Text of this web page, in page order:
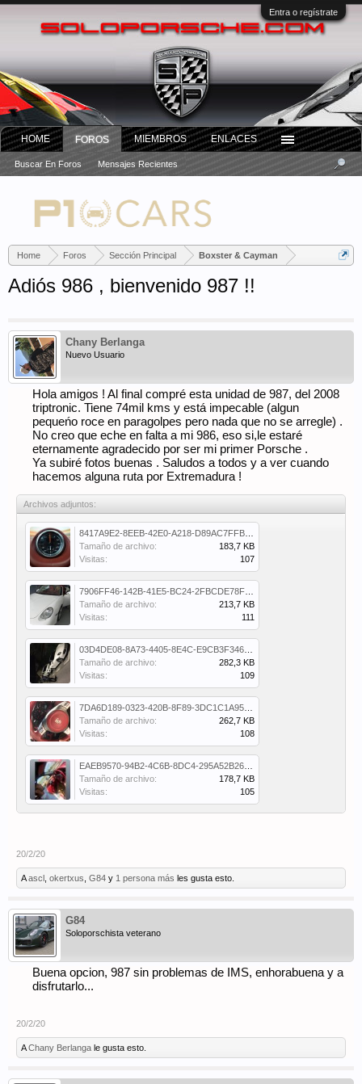
Entra o regístrate
Home Foros Sección Principal Boxster & Cayman
Adiós 986 , bienvenido 987 !!
Chany Berlanga
Nuevo Usuario
Hola amigos ! Al final compré esta unidad de 987, del 2008
triptronic. Tiene 74mil kms y está impecable (algun
pequeńo roce en paragolpes pero nada que no se arregle) .
No creo que eche en falta a mi 986, eso si,le estaré
eternamente agradecido por ser mi primer Porsche .
Ya subiré fotos buenas . Saludos a todos y a ver cuando
hacemos alguna ruta por Extremadura !
Archivos adjuntos:
Tamaño de archivo:
183,7 KB
Visitas:
107
Tamaño de archivo:
213,7 KB
Visitas:
111
Tamaño de archivo:
282,3 KB
Visitas:
109
Tamaño de archivo:
262,7 KB
Visitas:
108
Tamaño de archivo:
178,7 KB
Visitas:
105
20/2/20
Aascl okertxus G84 y 1 persona más les gusta esto.
G84
Soloporschista veterano
Buena opcion, 987 sin problemas de IMS, enhorabuena y a
disfrutarlo...
20/2/20
AChany Berlanga le gusta esto.
HOME FOROS
Buscar En Foros Mensajes Recientes
MIEMBROS ENLACES